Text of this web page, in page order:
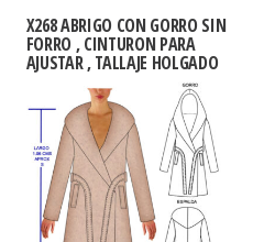
X268 ABRIGO CON GORRO SIN
FORRO , CINTURON PARA
AJUSTAR , TALLAJE HOLGADO